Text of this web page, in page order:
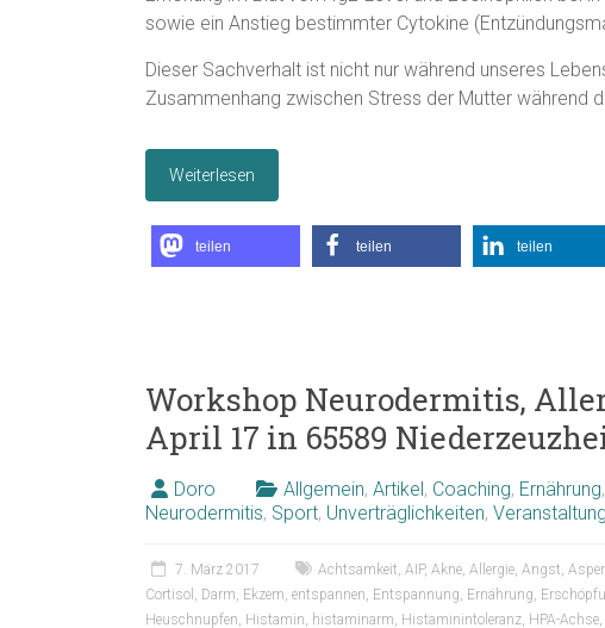
sowie ein Anstieg bestimmter Cytokine
Dieser Sachverhalt ist nicht nur während unseres
Zusammenhang zwischen Stress der Mutter während
Weiterlesen
teilen teilen teilen
Workshop Neurodermitis,
April 17 in 65589
Doro Allgemein, Artikel, Coaching, Ernährung,
Neurodermitis, Sport, Unverträglichkeiten,
7. März 2017 Achtsamkeit, AIP, Akne, Allergie, Angst,
Cortisol , Darm, Ekzem, entspannen, Entspannung, Ernährung,
Heuschnupfen, Histamin, histaminarm, Histaminintoleranz, HPA-Achse,